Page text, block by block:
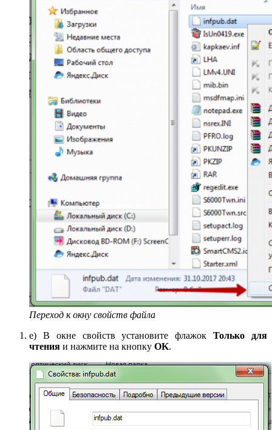
Переход к окну свойств файла
e) В окне свойств установите флажокТолько для
чтения и нажмите на кнопку OK.